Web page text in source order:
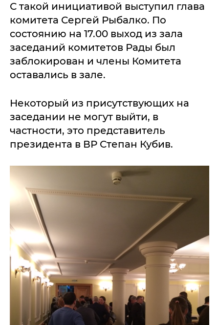
С такой инициативой выступил глава
комитета Сергей Рыбалко. По
состоянию на 17.00 выход из зала
заседаний комитетов Рады был
заблокирован и члены Комитета
оставались в зале.
Некоторый из присутствующих на
заседании не могут выйти, в
частности, это представитель
президента в ВР Степан Кубив.